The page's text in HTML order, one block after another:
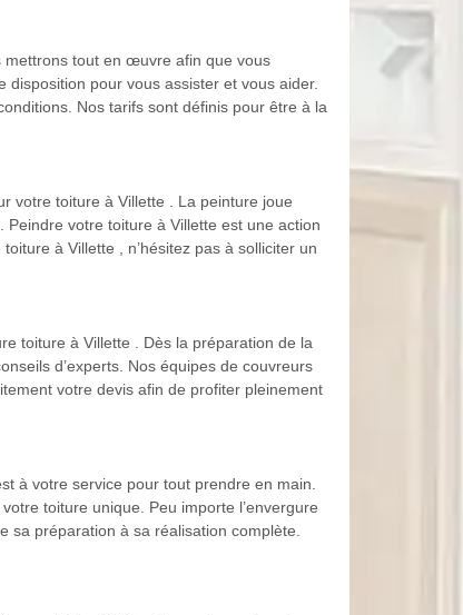
mettrons tout en œuvre afin que vous
pour vous assister et vous aider.
Nos tarifs sont définis pour être à la
votre toiture à Villette . La peinture joue
votre toiture à Villette est une action
à Villette , n’hésitez pas à solliciter un
toiture à Villette . Dès la préparation de la
d’experts. Nos équipes de couvreurs
votre devis afin de profiter pleinement
à votre service pour tout prendre en main.
toiture unique. Peu importe l’envergure
préparation à sa réalisation complète.